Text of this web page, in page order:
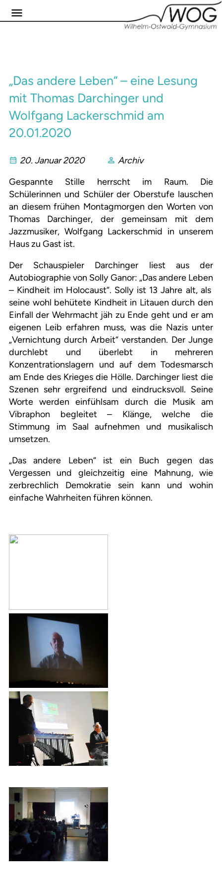
„Das andere Leben“ – eine Lesung
mit Thomas Darchinger und
Wolfgang Lackerschmid am
20.01.2020
20. Januar 2020
Archiv
Gespannte Stille herrscht im Raum. Die
Schülerinnen und Schüler der Oberstufe lauschen
an diesem frühen Montagmorgen den Worten von
Thomas Darchinger, der gemeinsam mit dem
Jazzmusiker, Wolfgang Lackerschmid in unserem
Haus zu Gast ist.
Der Schauspieler Darchinger liest aus der
Autobiographie von Solly Ganor: „Das andere Leben
– Kindheit im Holocaust“. Solly ist 13 Jahre alt, als
seine wohl behütete Kindheit in Litauen durch den
Einfall der Wehrmacht jäh zu Ende geht und er am
eigenen Leib erfahren muss, was die Nazis unter
„Vernichtung durch Arbeit“ verstanden. Der Junge
durchlebt und überlebt in mehreren
Konzentrationslagern und auf dem Todesmarsch
am Ende des Krieges die Hölle. Darchinger liest die
Szenen sehr ergreifend und eindrucksvoll. Seine
Worte werden einfühlsam durch die Musik am
Vibraphon begleitet – Klänge, welche die
Stimmung im Saal aufnehmen und musikalisch
umsetzen.
„Das andere Leben“ ist ein Buch gegen das
Vergessen und gleichzeitig eine Mahnung, wie
zerbrechlich Demokratie sein kann und wohin
einfache Wahrheiten führen können.